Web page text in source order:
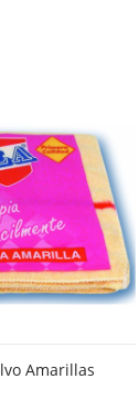
Amarillas